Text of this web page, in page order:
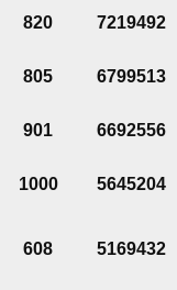
820 7219492
805 6799513
901 6692556
1000 5645204
608 5169432